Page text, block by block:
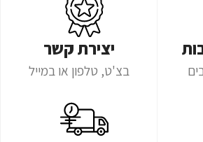
יצירת קשר
בצ'ט, טלפון או במייל